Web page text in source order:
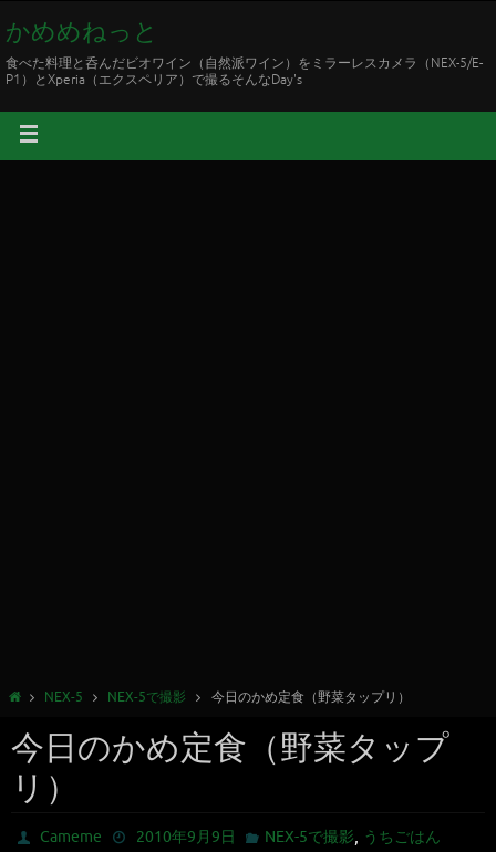
かめめねっと
食べた料理と呑んだビオワイン（自然派ワイン）をミラーレスカメラ（NEX-5/E-
P1）とXperia（エクスペリア）で撮るそんなDay's
NEX-5 NEX-5で撮影 今日のかめ定食（野菜タップリ）
今日のかめ定食（野菜タップ
リ）
Cameme 2010年9月9日 NEX-5で撮影, うちごはん